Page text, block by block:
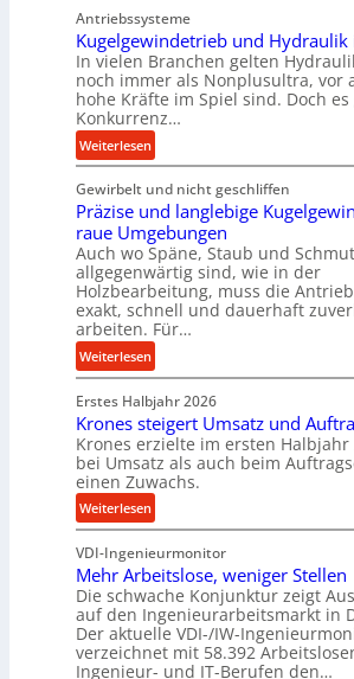
f
o
r
m
a
n
c
b
e
i
m
D
r
ü
c
k
p
r
o
z
e
s
Antriebssysteme
Kugelgewindetrieb und Hydraulik
In vielen Branchen gelten
noch immer als Nonplusultra, vor
hohe Kräfte im Spiel sind. Doch
Konkurrenz…
Weiterlesen:
K
u
g
e
l
g
e
w
i
n
e
t
r
i
b
u
n
d
H
y
d
Gewirbelt und nicht geschliffen
Präzise und langlebige
raue Umgebungen
Auch wo Späne, Staub und
allgegenwärtig sind, wie in der
Holzbearbeitung, muss die
exakt, schnell und dauerhaft
arbeiten. Für…
Weiterlesen:
P
r
ä
z
i
s
e
u
n
d
l
a
n
g
Erstes Halbjahr 2026
Krones steigert Umsatz und
Krones erzielte im ersten Halbjahr
bei Umsatz als auch beim
einen Zuwachs.
Weiterlesen:
K
r
o
n
e
s
s
VDI-Ingenieurmonitor
Mehr Arbeitslose, weniger Stellen
Die schwache Konjunktur zeigt
auf den Ingenieurarbeitsmarkt in
Der aktuelle VDI-/IW-
verzeichnet mit 58.392
Ingenieur- und IT-Berufen den…